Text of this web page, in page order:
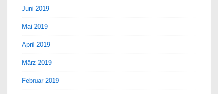
Juni 2019
Mai 2019
April 2019
März 2019
Februar 2019